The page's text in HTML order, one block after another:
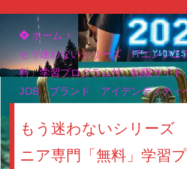
ホーム
もう迷わないシリーズ ITエンジニ
料」学習プログラム付、転職サイ
JOB ブランド アイデンティティ
もう迷わないシリーズ
ニア専門「無料」学習